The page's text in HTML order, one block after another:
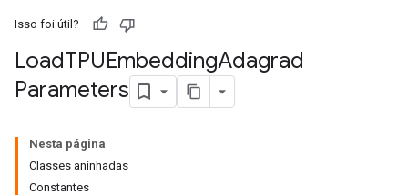
Isso foi útil?
LoadTPUEmbeddingAdagrad
Parameters
Nesta página
Classes aninhadas
Constantes